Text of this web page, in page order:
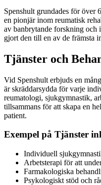
Spenshult grundades för över
en pionjär inom reumatisk
av banbrytande forskning och
gjort den till en av de främsta
Tjänster och
Vid Spenshult erbjuds en
är skräddarsydda för varje
reumatologi, sjukgymnastik,
tillsammans för att skapa en
patient.
Exempel på Tjänster
Individuell
Arbetsterapi för att
Farmakologiska
Psykologiskt stöd och